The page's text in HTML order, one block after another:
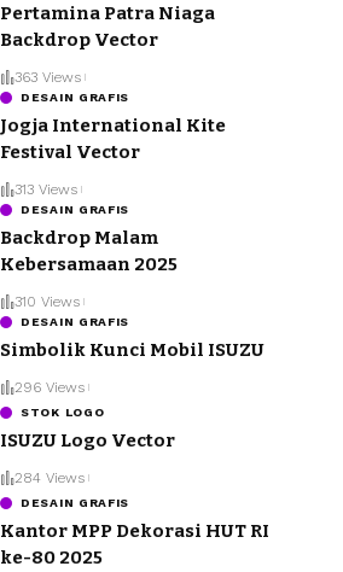
Pertamina Patra Niaga
Backdrop Vector
363 Views
DESAIN GRAFIS
Jogja International Kite
Festival Vector
313 Views
DESAIN GRAFIS
Backdrop Malam
Kebersamaan 2025
310 Views
DESAIN GRAFIS
Simbolik Kunci Mobil ISUZU
296 Views
STOK LOGO
ISUZU Logo Vector
284 Views
DESAIN GRAFIS
Kantor MPP Dekorasi HUT RI
ke-80 2025